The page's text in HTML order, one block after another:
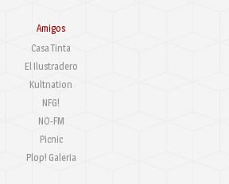
Amigos
Casa Tinta
El Ilustradero
Kultnation
NFG!
NO-FM
Picnic
Plop! Galeria